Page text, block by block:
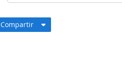
Compartir